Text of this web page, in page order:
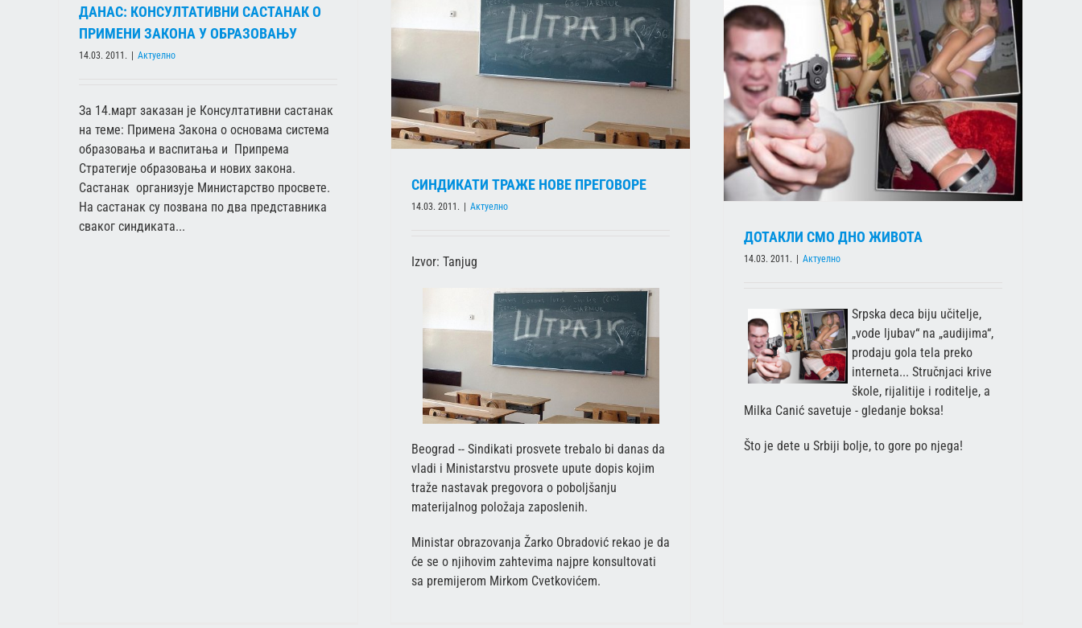
ДАНАС: КОНСУЛТАТИВНИ САСТАНАК О
ПРИМЕНИ ЗАКОНА У ОБРАЗОВАЊУ
14.03. 2011. Актуелно
За 14.март заказан је Консултативни састанак
на теме: Примена Закона о основама система
образовања и васпитања и Припрема
Стратегије образовања и нових закона.
Састанак организује Министарство просвете.
На састанак су позвана по два представника
сваког синдиката...
СИНДИКАТИ ТРАЖЕ НОВЕ ПРЕГОВОРЕ
14.03. 2011. | Актуелно
Izvor: Tanjug
Beograd -- Sindikati prosvete trebalo bi danas da
vladi i Ministarstvu prosvete upute dopis kojim
traže nastavak pregovora o poboljšanju
materijalnog položaja zaposlenih.
Ministar obrazovanja Žarko Obradović rekao je da
će se o njihovim zahtevima najpre konsultovati
sa premijerom Mirkom Cvetkovićem.
ДОТАКЛИ СМО ДНО ЖИВОТА
14.03. 2011. | Актуелно
Srpska deca biju učitelje,
„vode ljubav“ na „audijima“,
prodaju gola tela preko
interneta... Stručnjaci krive
škole, rijalitije i roditelje, a
Milka Canić savetuje - gledanje boksa!
Što je dete u Srbiji bolje, to gore po njega!